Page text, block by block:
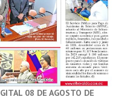
08 DE AGOSTO DE